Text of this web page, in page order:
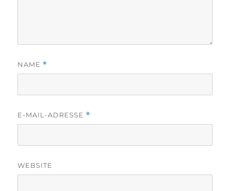
NAME *
E-MAIL-ADRESSE *
WEBSITE